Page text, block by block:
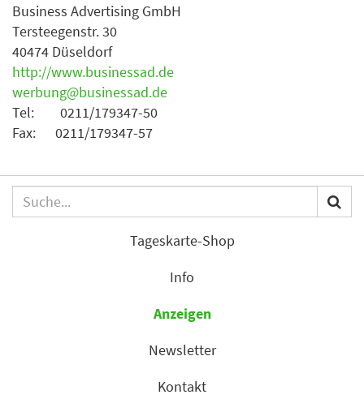
Business Advertising GmbH
Tersteegenstr. 30
40474 Düseldorf
http://www.businessad.de
werbung@businessad.de
Tel: 0211/179347-50
Fax: 0211/179347-57
Tageskarte-Shop
Info
Anzeigen
Newsletter
Kontakt